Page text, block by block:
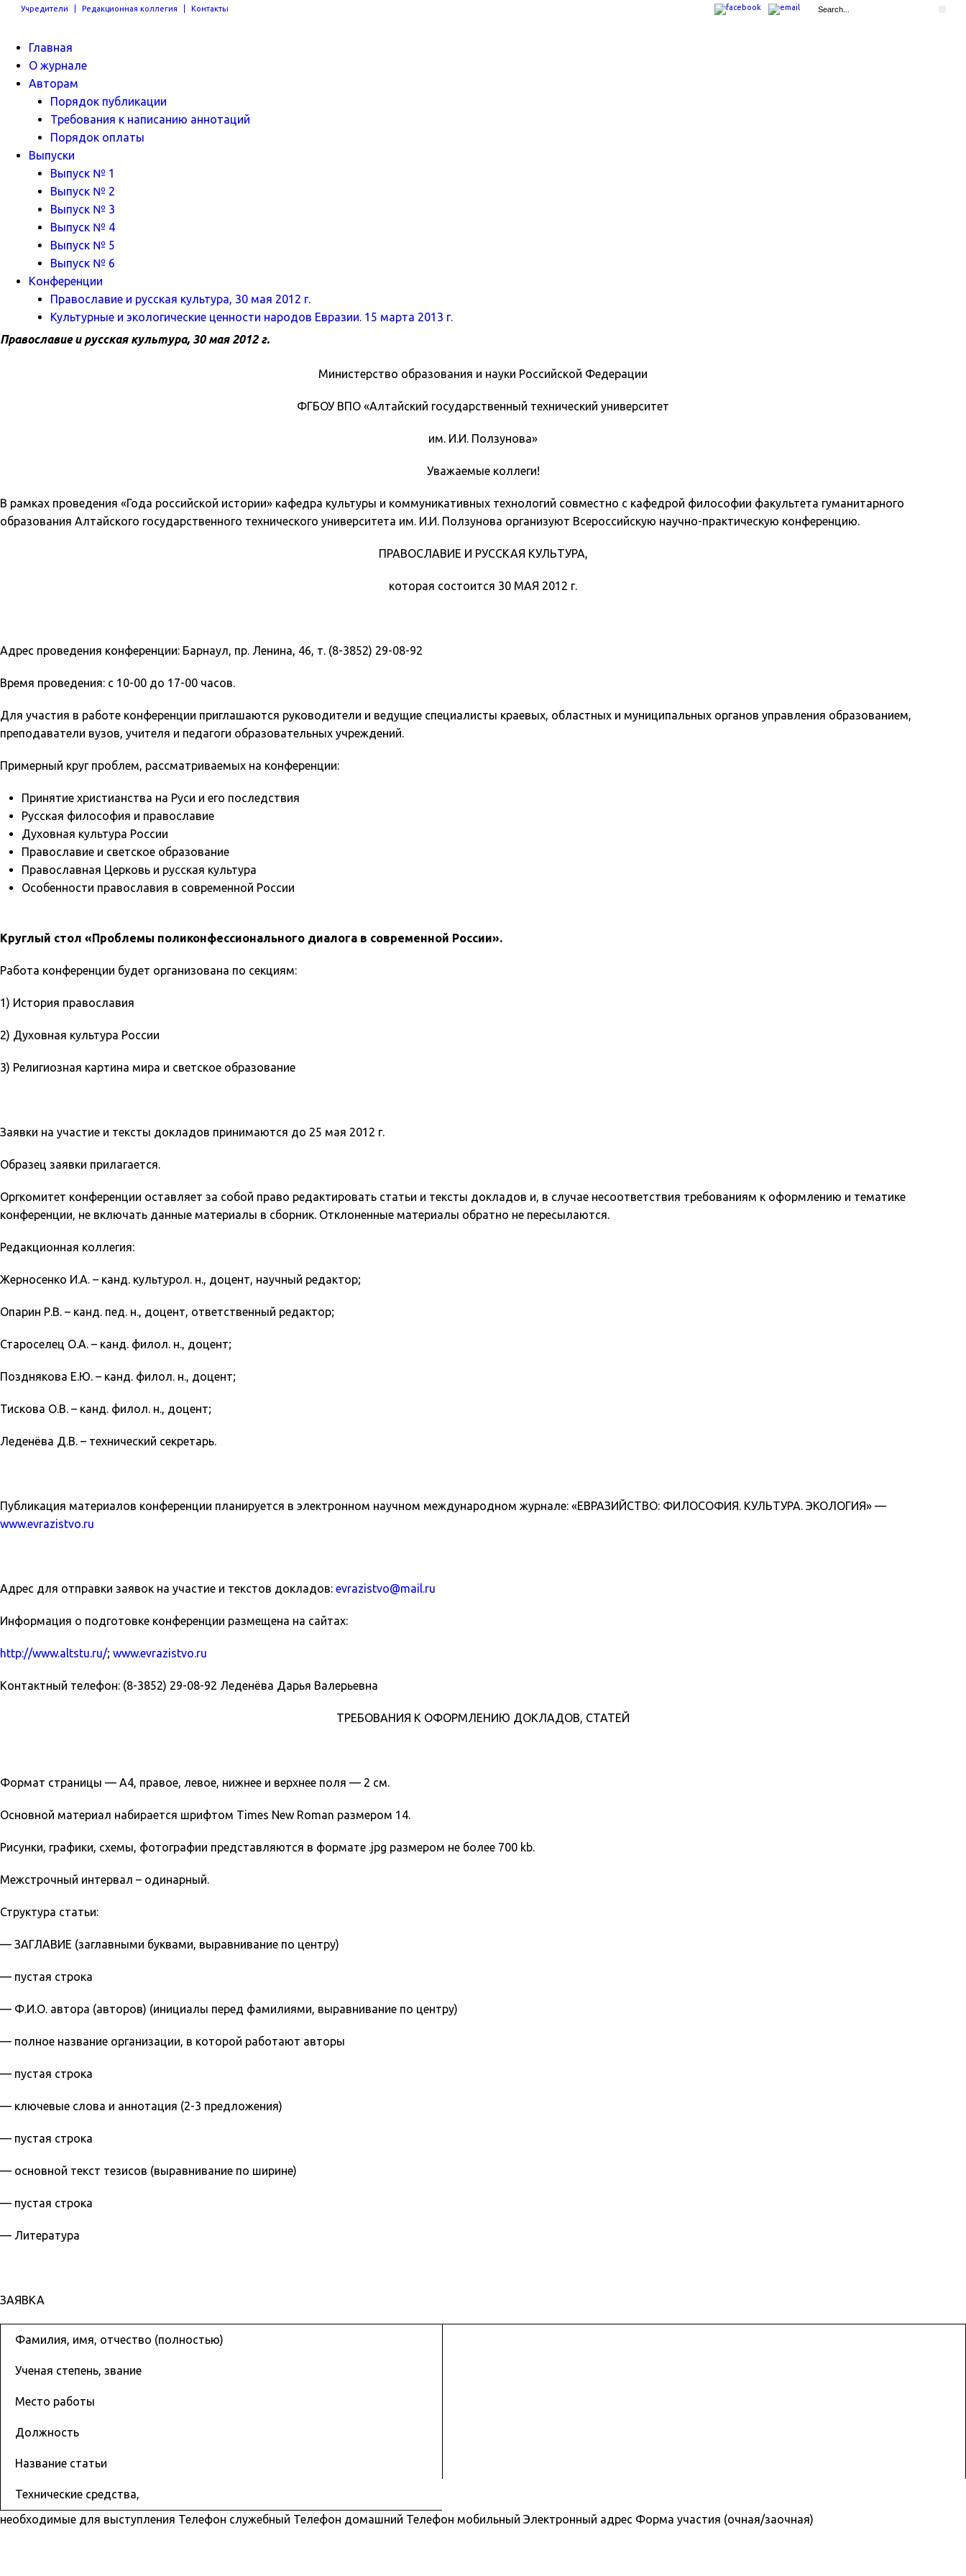
Учредители Редакционная коллегия Контакты
Главная
О журнале
Авторам
Порядок публикации
Требования к написанию аннотаций
Порядок оплаты
Выпуски
Выпуск № 1
Выпуск № 2
Выпуск № 3
Выпуск № 4
Выпуск № 5
Выпуск № 6
Конференции
Православие и русская культура, 30 мая 2012 г.
Культурные и экологические ценности народов Евразии. 15 марта 2013 г.
Православие и русская культура, 30 мая 2012 г.
Министерство образования и науки Российской Федерации
ФГБОУ ВПО «Алтайский государственный технический университет
им. И.И. Ползунова»
Уважаемые коллеги!
В рамках проведения «Года российской истории» кафедра культуры и коммуникативных технологий совместно с кафедрой философии факультета гуманитарного
образования Алтайского государственного технического университета им. И.И. Ползунова организуют Всероссийскую научно-практическую конференцию.
ПРАВОСЛАВИЕ И РУССКАЯ КУЛЬТУРА,
которая состоится 30 МАЯ 2012 г.
Адрес проведения конференции: Барнаул, пр. Ленина, 46, т. (8-3852) 29-08-92
Время проведения: с 10-00 до 17-00 часов.
Для участия в работе конференции приглашаются руководители и ведущие специалисты краевых, областных и муниципальных органов управления образованием,
преподаватели вузов, учителя и педагоги образовательных учреждений.
Примерный круг проблем, рассматриваемых на конференции:
Принятие христианства на Руси и его последствия
Русская философия и православие
Духовная культура России
Православие и светское образование
Православная Церковь и русская культура
Особенности православия в современной России
Круглый стол «Проблемы поликонфессионального диалога в современной России».
Работа конференции будет организована по секциям:
1) История православия
2) Духовная культура России
3) Религиозная картина мира и светское образование
Заявки на участие и тексты докладов принимаются до 25 мая 2012 г.
Образец заявки прилагается.
Оргкомитет конференции оставляет за собой право редактировать статьи и тексты докладов и, в случае несоответствия требованиям к оформлению и тематике
конференции, не включать данные материалы в сборник. Отклоненные материалы обратно не пересылаются.
Редакционная коллегия:
Жерносенко И.А. – канд. культурол. н., доцент, научный редактор;
Опарин Р.В. – канд. пед. н., доцент, ответственный редактор;
Староселец О.А. – канд. филол. н., доцент;
Позднякова Е.Ю. – канд. филол. н., доцент;
Тискова О.В. – канд. филол. н., доцент;
Леденёва Д.В. – технический секретарь.
Публикация материалов конференции планируется в электронном научном международном журнале: «ЕВРАЗИЙСТВО: ФИЛОСОФИЯ. КУЛЬТУРА. ЭКОЛОГИЯ» —
www.evrazistvo.ru
Адрес для отправки заявок на участие и текстов докладов: evrazistvo@mail.ru
Информация о подготовке конференции размещена на сайтах:
http://www.altstu.ru/; www.evrazistvo.ru
Контактный телефон: (8-3852) 29-08-92 Леденёва Дарья Валерьевна
ТРЕБОВАНИЯ К ОФОРМЛЕНИЮ ДОКЛАДОВ, СТАТЕЙ
Формат страницы — А4, правое, левое, нижнее и верхнее поля — 2 см.
Основной материал набирается шрифтом Times New Roman размером 14.
Рисунки, графики, схемы, фотографии представляются в формате .jpg размером не более 700 kb.
Межстрочный интервал – одинарный.
Структура статьи:
— ЗАГЛАВИЕ (заглавными буквами, выравнивание по центру)
— пустая строка
— Ф.И.О. автора (авторов) (инициалы перед фамилиями, выравнивание по центру)
— полное название организации, в которой работают авторы
— пустая строка
— ключевые слова и аннотация (2-3 предложения)
— пустая строка
— основной текст тезисов (выравнивание по ширине)
— пустая строка
— Литература
ЗАЯВКА
Фамилия, имя, отчество (полностью)
Ученая степень, звание
Место работы
Должность
Название статьи
Технические средства,
необходимые для выступления Телефон служебный Телефон домашний Телефон мобильный Электронный адрес Форма участия (очная/заочная)